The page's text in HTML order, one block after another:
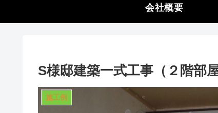
会社概要
S様邸建築一式工事（２階部
施工例